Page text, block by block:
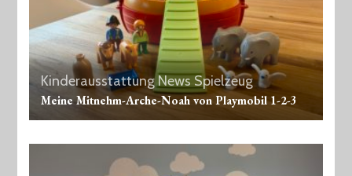
Kinderausstattung NewsSpielzeug
Meine Mitnehm-Arche-Noah von Playmobil 1-2-3